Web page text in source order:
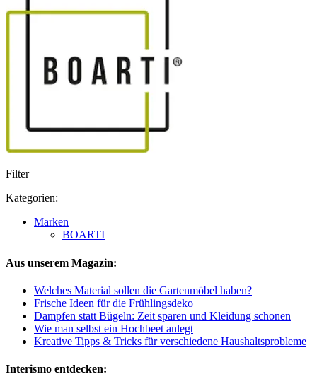
Filter
Kategorien:
Marken
BOARTI
Aus unserem Magazin:
Welches Material sollen die Gartenmöbel haben?
Frische Ideen für die Frühlingsdeko
Dampfen statt Bügeln: Zeit sparen und Kleidung schonen
Wie man selbst ein Hochbeet anlegt
Kreative Tipps & Tricks für verschiedene Haushaltsprobleme
Interismo entdecken: